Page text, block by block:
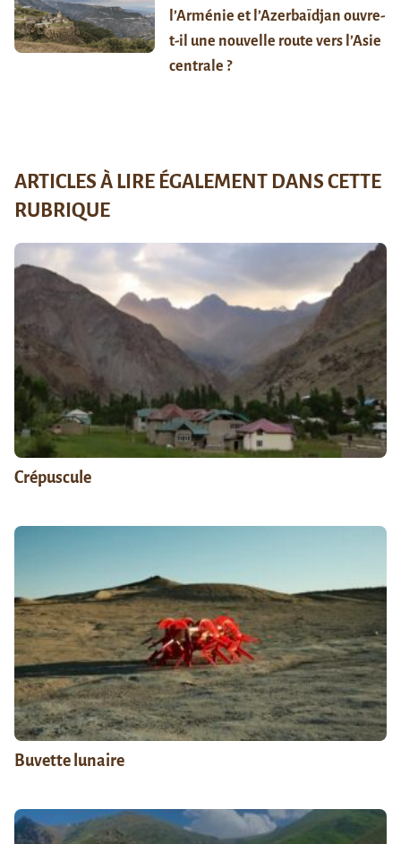
l’Arménie et l’Azerbaïdjan ouvre-
t-il une nouvelle route vers l’Asie
centrale ?
ARTICLES À LIRE ÉGALEMENT DANS CETTE
RUBRIQUE
Crépuscule
Buvette lunaire